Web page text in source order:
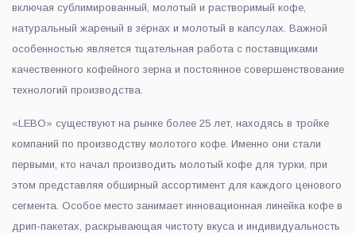
включая сублимированный, молотый и растворимый кофе,
натуральный жареный в зёрнах и молотый в капсулах. Важной
особенностью является тщательная работа с поставщиками
качественного кофейного зерна и постоянное совершенствование
технологий производства.
«LEBO» существуют на рынке более 25 лет, находясь в тройке
компаний по производству молотого кофе. Именно они стали
первыми, кто начал производить молотый кофе для турки, при
этом представляя обширный ассортимент для каждого ценового
сегмента. Особое место занимает инновационная линейка кофе в
дрип-пакетах, раскрывающая чистоту вкуса и индивидуальность